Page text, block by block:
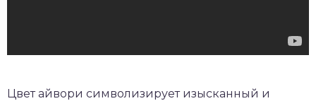
Цвет айвори символизирует изысканный и